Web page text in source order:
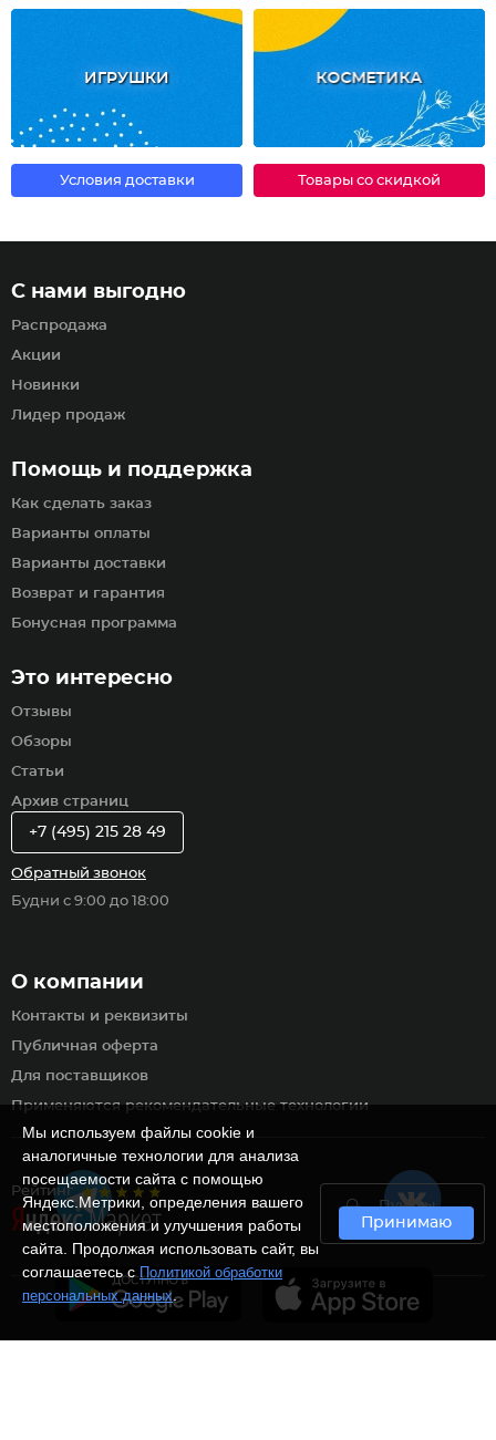
ИГРУШКИ КОСМЕТИКА
Условия доставки Товары со скидкой
Рейтинг
Пункты
самовывоза
Помощь и поддержка
Как сделать заказ
Варианты оплаты
Варианты доставки
Возврат и гарантия
Бонусная программа
С нами выгодно
Распродажа
Акции
Новинки
Лидер продаж
Это интересно
Отзывы
Обзоры
Статьи
Архив страниц
О компании
Контакты и реквизиты
Публичная оферта
Для поставщиков
Применяются рекомендательные технологии
+7 (495) 215 28 49
Обратный звонок
Будни с 9:00 до 18:00
Мы используем файлы cookie и
аналогичные технологии для анализа
посещаемости сайта с помощью
Яндекс.Метрики, определения вашего
местоположения и улучшения работы
сайта. Продолжая использовать сайт, вы
соглашаетесь с Политикой обработки
персональных данных.
Принимаю